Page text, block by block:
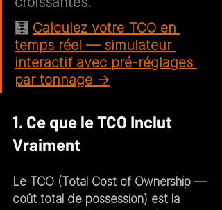
🧮 Calculez votre TCO en
temps réel — simulateur
interactif avec pré-réglages
par tonnage →
1. Ce que le TCO Inclut
Vraiment
Le TCO (Total Cost of Ownership —
coût total de possession) est la